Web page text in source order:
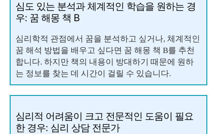
심도 있는 분석과 체계적인 학습을 원하는 경
우: 꿈 해몽 책 B
심리학적 관점에서 꿈을 분석하고 싶거나, 체계적인
꿈 해석 방법을 배우고 싶다면 꿈 해몽 책 B를 추천
합니다. 하지만 책의 내용이 방대하기 때문에 원하
는 정보를 찾는 데 시간이 걸릴 수 있습니다.
심리적 어려움이 크고 전문적인 도움이 필요
한 경우: 심리 상담 전문가